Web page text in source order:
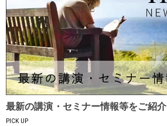
最新の講演・セミナー情報等をご紹介
PICK UP